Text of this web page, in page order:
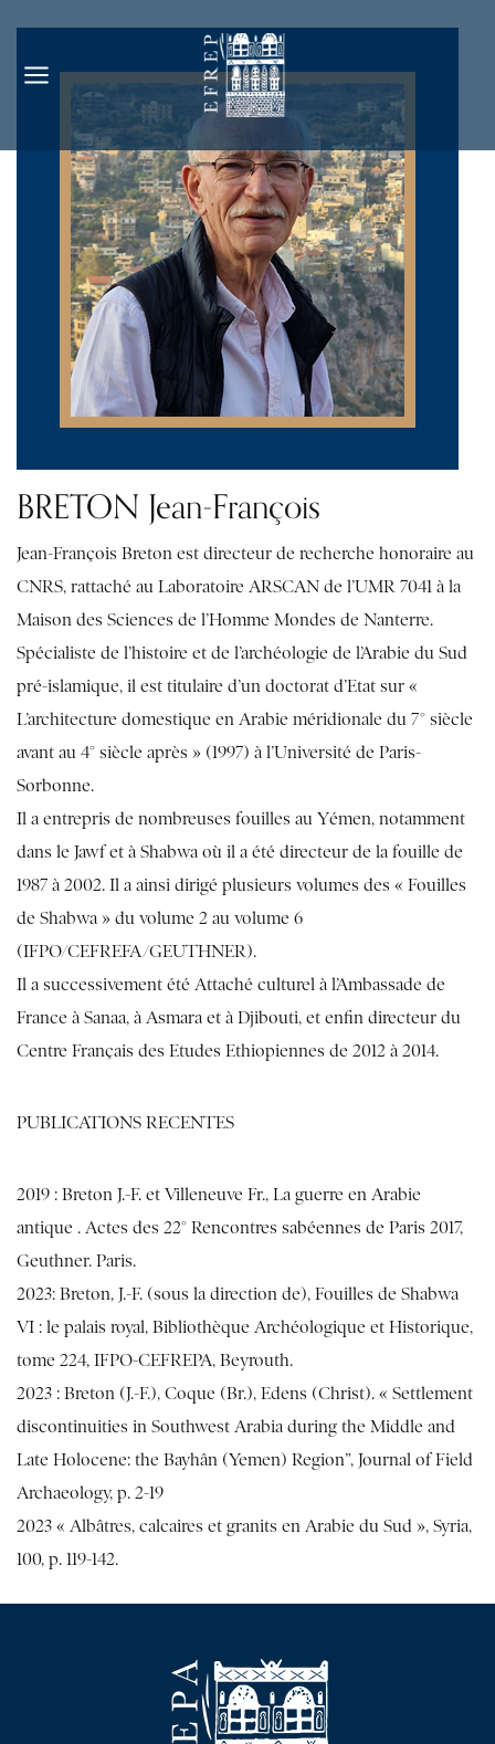
BRETON Jean-François
Jean-François Breton est directeur de recherche honoraire au
CNRS, rattaché au Laboratoire ARSCAN de l’UMR 7041 à la
Maison des Sciences de l’Homme Mondes de Nanterre.
Spécialiste de l’histoire et de l’archéologie de l’Arabie du Sud
pré-islamique, il est titulaire d’un doctorat d’Etat sur «
L’architecture domestique en Arabie méridionale du 7° siècle
avant au 4° siècle après » (1997) à l’Université de Paris-
Sorbonne.
Il a entrepris de nombreuses fouilles au Yémen, notamment
dans le Jawf et à Shabwa où il a été directeur de la fouille de
1987 à 2002. Il a ainsi dirigé plusieurs volumes des « Fouilles
de Shabwa » du volume 2 au volume 6
(IFPO/CEFREFA/GEUTHNER).
Il a successivement été Attaché culturel à l’Ambassade de
France à Sanaa, à Asmara et à Djibouti, et enfin directeur du
Centre Français des Etudes Ethiopiennes de 2012 à 2014.
PUBLICATIONS RECENTES
2019 : Breton J.-F. et Villeneuve Fr., La guerre en Arabie
antique . Actes des 22° Rencontres sabéennes de Paris 2017,
Geuthner. Paris.
2023: Breton, J.-F. (sous la direction de), Fouilles de Shabwa
VI : le palais royal, Bibliothèque Archéologique et Historique,
tome 224, IFPO-CEFREPA, Beyrouth.
2023 : Breton (J.-F.), Coque (Br.), Edens (Christ). « Settlement
discontinuities in Southwest Arabia during the Middle and
Late Holocene: the Bayhân (Yemen) Region”, Journal of Field
Archaeology, p. 2-19
2023 « Albâtres, calcaires et granits en Arabie du Sud », Syria,
100, p. 119-142.